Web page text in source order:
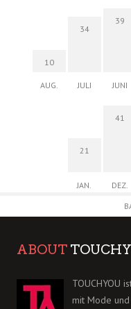
10
AUG.
34
JULI
39
JUNI
21
JAN.
41
DEZ.
ABOUT
TOUCHYOU
mit Mode und